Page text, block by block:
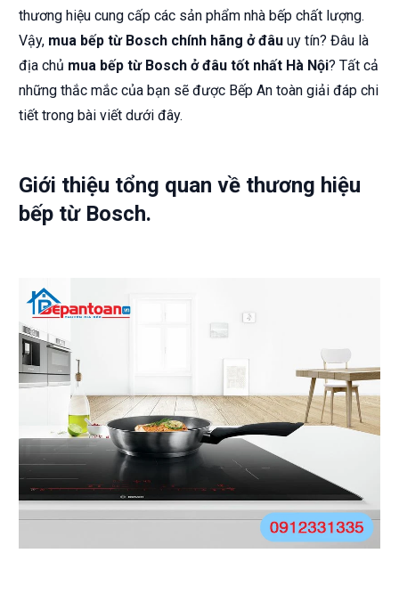
thương hiệu cung cấp các sản phẩm nhà bếp chất lượng.
Vậy, mua bếp từ Bosch chính hãng ở đâu uy tín? Đâu là
địa chủ mua bếp từ Bosch ở đâu tốt nhất Hà Nội? Tất cả
những thắc mắc của bạn sẽ được Bếp An toàn giải đáp chi
tiết trong bài viết dưới đây.
Giới thiệu tổng quan về thương hiệu
bếp từ Bosch.